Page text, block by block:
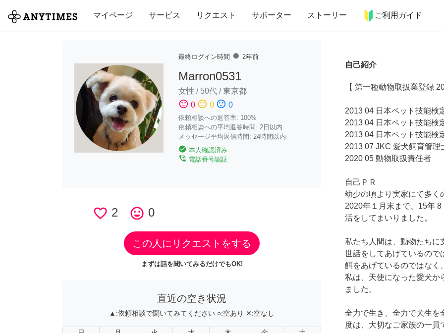
マイページ サービス リクエスト サポーター ストーリー ご利用ガイド
全て 修理・組立 家事 引っ越し インテリア 趣味・習い事 ペット 料理
最終ログイン時間 fiber_manual_record 2年前
Marron0531
女性 / 50代 /東京都
sentiment_satisfied 0 sentiment_neutral 0 sentiment_dissatisfied 0
依頼相談への返答率: 100%
依頼相談への平均返答時間: 2日以内
メッセージ平均返信時間: 24時間以内
check_circle 本人確認済み
phone_in_talk 電話番号認証
favorite_border 2 tag_faces 0
この人にリクエストをする
まずは話を聞いてみるだけでもOK!
直近の空き状況
▲:依頼相談で聞いてみてください ○:空あり ✕:空なし
自己紹介
【 第一種動物取扱業登録
2013 04 日本ペット技能検
2013 04 日本ペット技能検
2013 04 日本ペット技能検
2013 07 JKC 愛犬飼育管理
2020 05 動物取扱責任者
自己ＰＲ
幼少の頃より実家にて多く
2020年１月末まで、15年
活をしてまいりました。
私たち人間は、動物たちに
世話をしてあげているので
餌をあげているのではなく
私は、天使になった愛犬か
ました。
全力で生き、全力で犬生を
度は、大切なご家族の一